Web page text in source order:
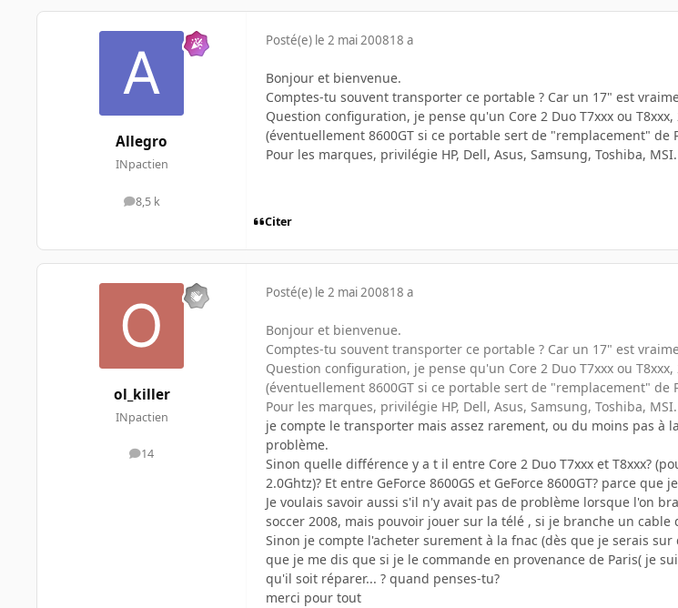
Allegro
INpactien
8,5 k
messages
Posté(e) le 2 mai 200818 a
Bonjour et bienvenue.
Comptes-tu souvent transporter ce portable ? Car un 17" est
Question configuration, je pense qu'un Core 2 Duo T7xxx ou
(éventuellement 8600GT si ce portable sert de "remplacement" de
Pour les marques, privilégie HP, Dell, Asus, Samsung, Toshiba,
Citer
ol_killer
INpactien
14
messages
Posté(e) le 2 mai 200818 a
Bonjour et bienvenue.
Comptes-tu souvent transporter ce portable ? Car un 17" est
Question configuration, je pense qu'un Core 2 Duo T7xxx ou
(éventuellement 8600GT si ce portable sert de "remplacement" de
Pour les marques, privilégie HP, Dell, Asus, Samsung, Toshiba,
je compte le transporter mais assez rarement, ou du moins pas à
problème.
Sinon quelle différence y a t il entre Core 2 Duo T7xxx et T8xxx?
2.0Ghtz)? Et entre GeForce 8600GS et GeForce 8600GT? parce
Je voulais savoir aussi s'il n'y avait pas de problème lorsque l'on
soccer 2008, mais pouvoir jouer sur la télé , si je branche un
Sinon je compte l'acheter surement à la fnac (dès que je serais
que je me dis que si je le commande en provenance de Paris( je
qu'il soit réparer... ? quand penses-tu?
merci pour tout